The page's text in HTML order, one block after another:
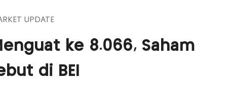
UPDATE
ke 8.066, Saham
di BEI